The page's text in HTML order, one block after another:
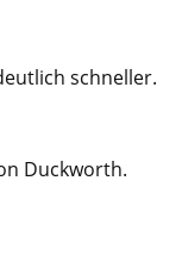
schneller.
Duckworth.